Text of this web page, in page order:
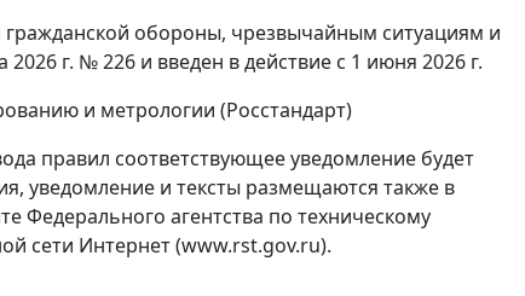
обороны, чрезвычайным ситуациям и
г. № 226 и введен в действие с 1 июня 2026 г.
и метрологии (Росстандарт)
правил соответствующее уведомление будет
уведомление и тексты размещаются также в
агентства по техническому
сети Интернет (www.rst.gov.ru).